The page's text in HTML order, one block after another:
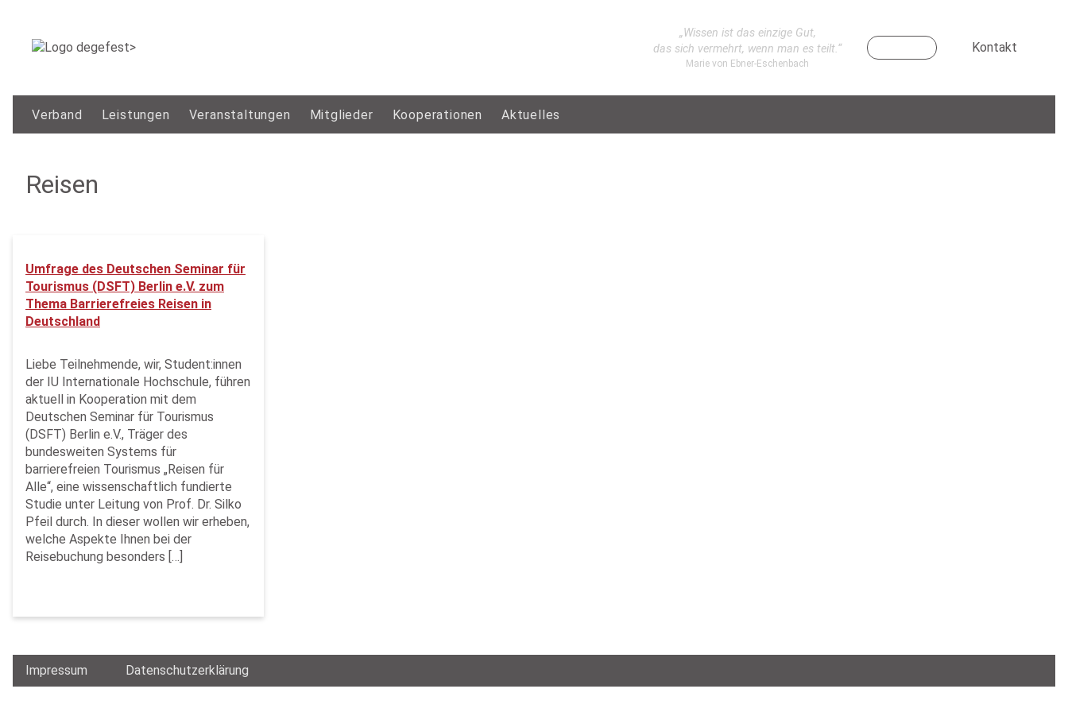
„Wissen ist das einzige Gut,
das sich vermehrt, wenn man es teilt.“
Marie von Ebner-Eschenbach
Kontakt
Verband Leistungen Veranstaltungen Mitglieder Kooperationen Aktuelles
Reisen
Umfrage des Deutschen Seminar für
Tourismus (DSFT) Berlin e.V. zum
Thema Barrierefreies Reisen in
Deutschland
Liebe Teilnehmende, wir, Student:innen
der IU Internationale Hochschule, führen
aktuell in Kooperation mit dem
Deutschen Seminar für Tourismus
(DSFT) Berlin e.V., Träger des
bundesweiten Systems für
barrierefreien Tourismus „Reisen für
Alle“, eine wissenschaftlich fundierte
Studie unter Leitung von Prof. Dr. Silko
Pfeil durch. In dieser wollen wir erheben,
welche Aspekte Ihnen bei der
Reisebuchung besonders […]
Impressum Datenschutzerklärung